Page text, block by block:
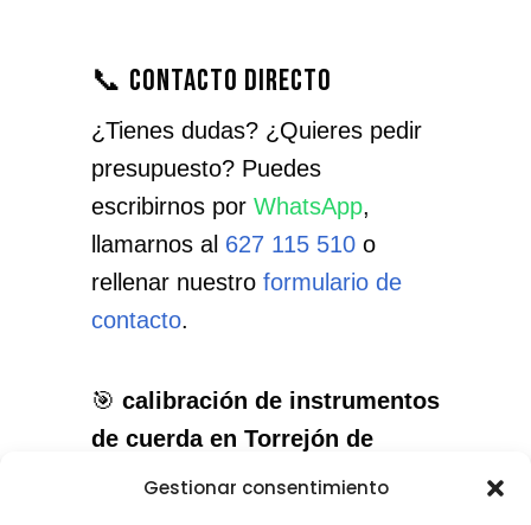
Gestionar consentimiento
📞 Contacto directo
¿Tienes dudas? ¿Quieres pedir
presupuesto? Puedes
escribirnos por WhatsApp,
llamarnos al 627 115 510o
rellenar nuestro formulario de
contacto.
🎯 calibración de instrumentos
de cuerda en Torrejón de
Velasco
: el servicio que